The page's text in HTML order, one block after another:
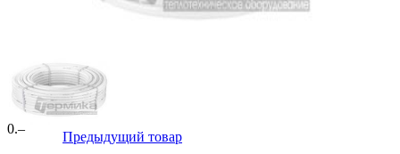
Предыдущий товар
0.–